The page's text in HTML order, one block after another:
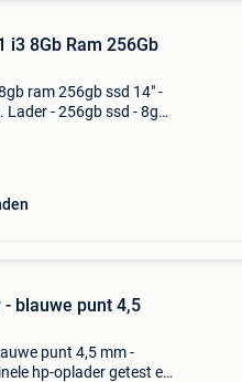
i3 8Gb Ram 256Gb
ram 256gb ssd 14" -
Lader - 256gb ssd - 8gb
- blauwe punt 4,5
punt 4,5 mm -
hp-oplader getest en